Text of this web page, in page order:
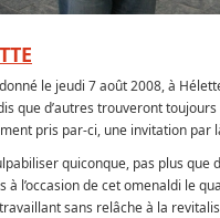
le jeudi 7 août 2008, à
que d’autres trouveront
pris par-ci, une invitation
quiconque, pas plus
à l’occasion de cet omenaldi le
sans relâche à la